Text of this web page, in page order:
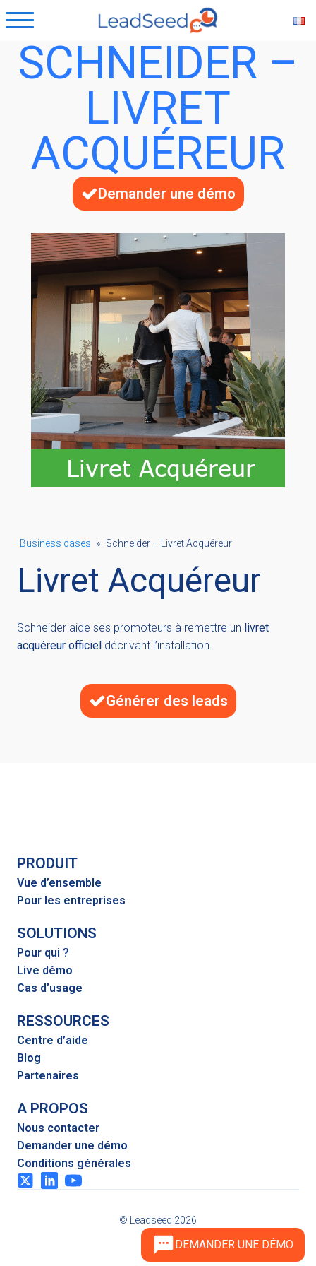
SCHNEIDER –
LIVRET
ACQUÉREUR
Demander une démo
Business cases » Schneider – Livret Acquéreur
Livret Acquéreur
Schneider aide ses promoteurs à remettre un livret
acquéreur officiel décrivant l’installation.
Générer des leads
PRODUIT
Vue d’ensemble
Pour les entreprises
SOLUTIONS
Pour qui ?
Live démo
Cas d’usage
RESSOURCES
Centre d’aide
Blog
Partenaires
A PROPOS
Nous contacter
Demander une démo
Conditions générales
© Leadseed 2026
DEMANDER UNE DÉMO